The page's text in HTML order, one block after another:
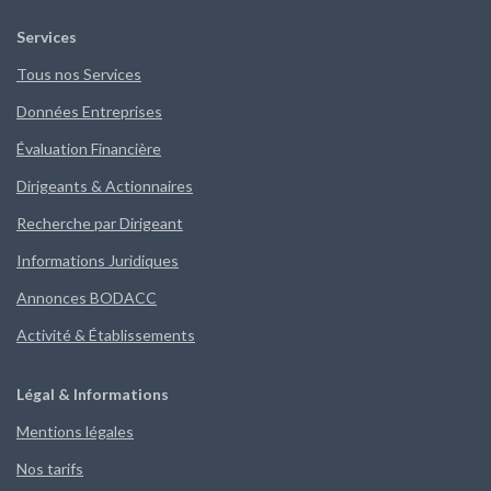
Services
Tous nos Services
Données Entreprises
Évaluation Financière
Dirigeants & Actionnaires
Recherche par Dirigeant
Informations Juridiques
Annonces BODACC
Activité & Établissements
Légal & Informations
Mentions légales
Nos tarifs